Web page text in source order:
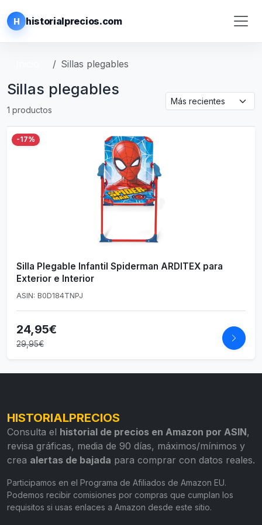
H historialprecios.com
Sillas plegables
Sillas plegables
1 productos
-17%
Silla Plegable Infantil Spiderman ARDITEX para
Exterior e Interior
ASIN: B0D184TNPJ
24,95€
29,95€
HISTORIALPRECIOS
Consulta el historial de precios en Amazon por ASIN,
revisa gráficas, media de 90 días, máximos/mínimos y
crea alertas de bajada para comprar con datos reales.
Participamos en el Programa de Afiliados de Amazon EU.
Podemos recibir comisiones por compras que cumplan los
requisitos si usas enlaces a Amazon desde este sitio.